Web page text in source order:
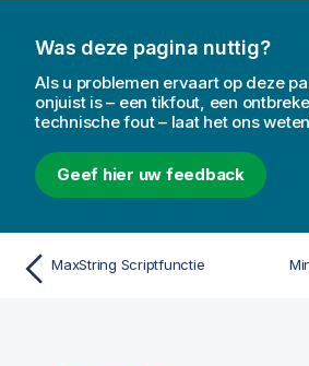
Was deze pagina nuttig?
Als u problemen ervaart op deze
onjuist is – een tikfout, een
technische fout – laat het ons
Geef hier uw feedback
MaxString Scriptfunctie